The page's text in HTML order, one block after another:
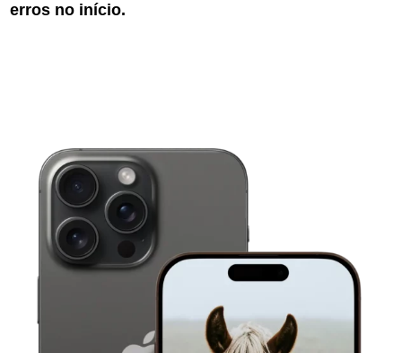
erros no início.